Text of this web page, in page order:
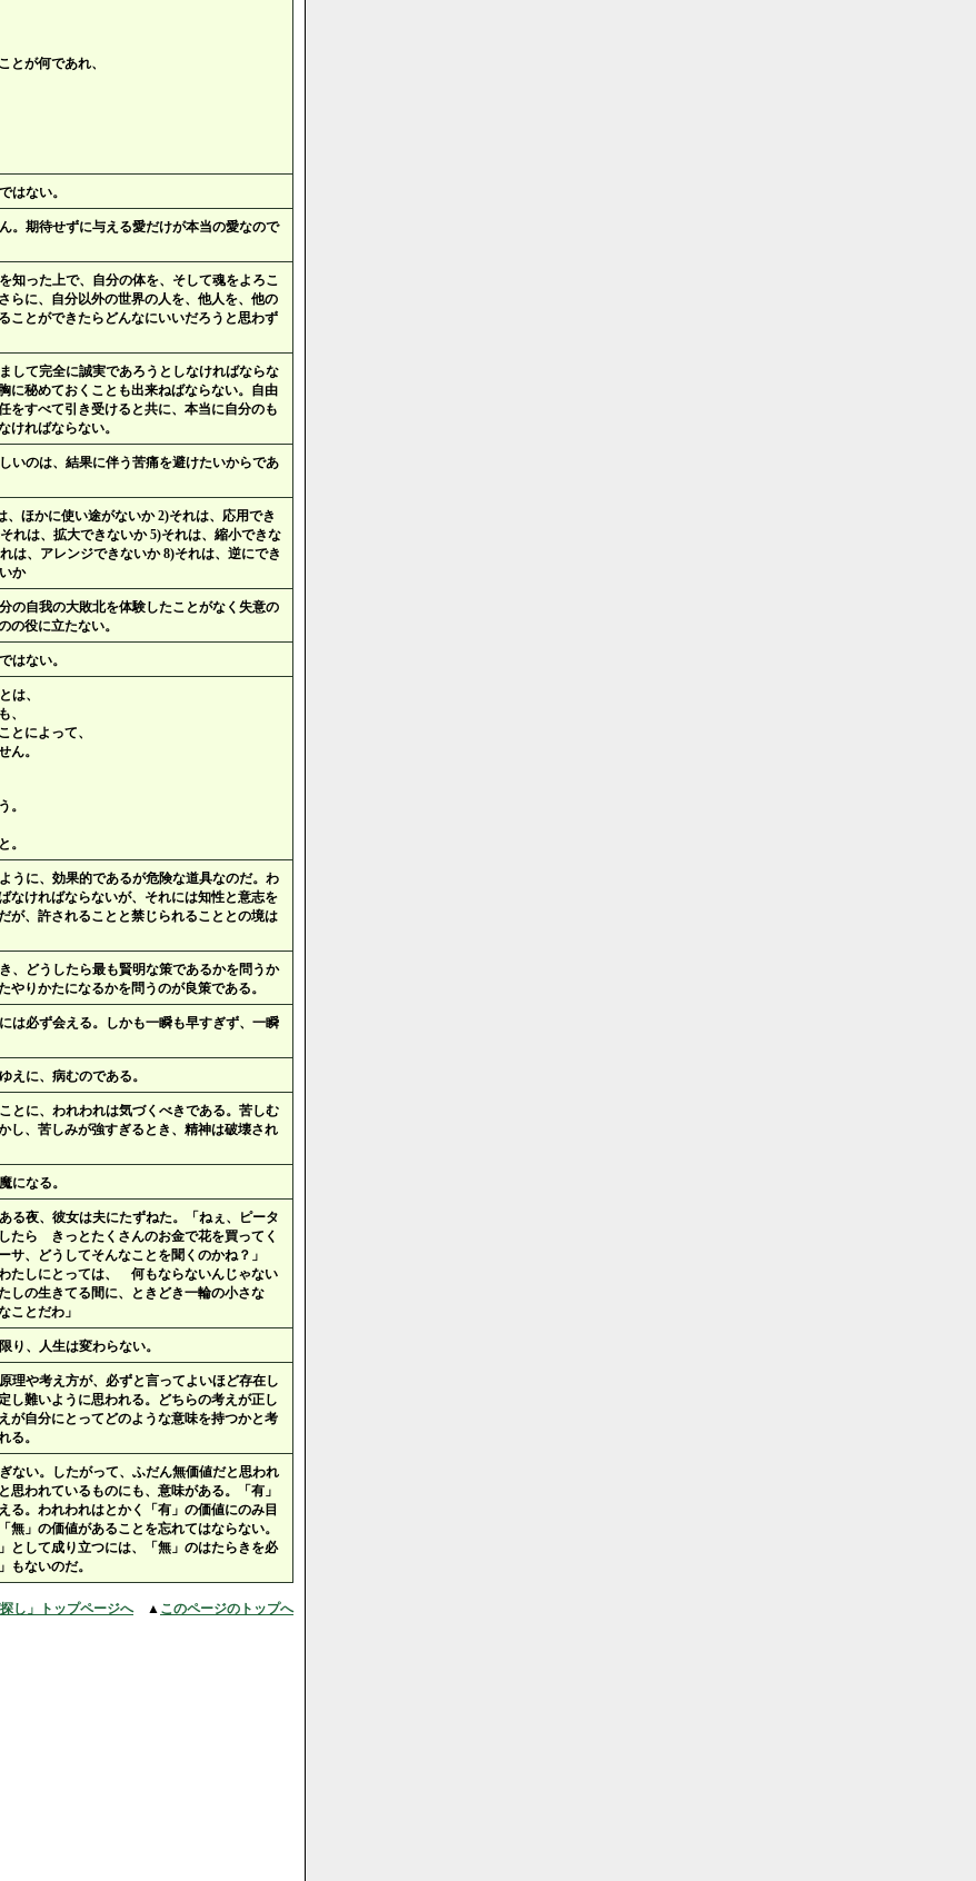
とが何であれ、
はない。
。期待せずに与える愛だけが本当の愛なので
知った上で、自分の体を、そして魂をよろこ
らに、自分以外の世界の人を、他人を、他の
ことができたらどんなにいいだろうと思わず
して完全に誠実であろうとしなければならな
に秘めておくことも出来ねばならない。自由
をすべて引き受けると共に、本当に自分のも
ければならない。
いのは、結果に伴う苦痛を避けたいからであ
ほかに使い途がないか 2)それは、応用でき
れは、拡大できないか 5)それは、縮小できな
は、アレンジできないか 8)それは、逆にでき
か
の自我の大敗北を体験したことがなく失意の
の役に立たない。
はない。
は、
、
とによって、
ん。
。
。
うに、効果的であるが危険な道具なのだ。わ
なければならないが、それには知性と意志を
が、許されることと禁じられることとの境は
、どうしたら最も賢明な策であるかを問うか
りかたになるかを問うのが良策である。
は必ず会える。しかも一瞬も早すぎず、一瞬
えに、病むのである。
とに、われわれは気づくべきである。苦しむ
し、苦しみが強すぎるとき、精神は破壊され
になる。
る夜、彼女は夫にたずねた。「ねぇ、ピータ
たら きっとたくさんのお金で花を買ってく
サ、どうしてそんなことを聞くのかね？」
たしにとっては、 何もならないんじゃない
しの生きてる間に、ときどき一輪の小さな
ことだわ」
り、人生は変わらない。
理や考え方が、必ずと言ってよいほど存在し
し難いように思われる。どちらの考えが正し
が自分にとってどのような意味を持つかと考
る。
ない。したがって、ふだん無価値だと思われ
思われているものにも、意味がある。「有」
る。われわれはとかく「有」の価値にのみ目
無」の価値があることを忘れてはならない。
として成り立つには、「無」のはたらきを必
もないのだ。
探し」トップページへ▲ このページのトップへ